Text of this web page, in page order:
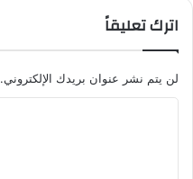
اترك تعليقاً
لن يتم نشر عنوان بريدك الإلكتروني.